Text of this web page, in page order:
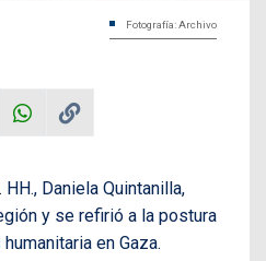
Fotografía: Archivo
Daniela Quintanilla,
y se refirió a la postura
en Gaza.